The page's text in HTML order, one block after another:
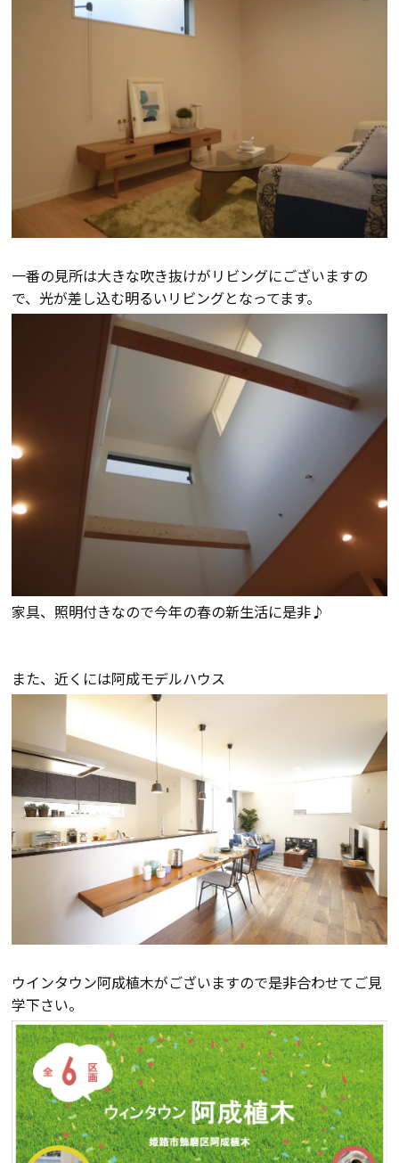
長期優良住宅
施工実績
モデルハウス紹介
経営理念・
KATSUMIの
取り組み
家づくりの資金計画
設計・施工品質管理
検査・アフターメンテナンス
家づくりのスケジュール
よくあるご質問 店舗紹介
スタッフブログ ZEH普及目標
プライバシー
ポリシー
ソーシャルメディアポリ
シー
サイトマップ
MENU
一番の見所は大きな吹き抜けがリビングにございますの
で、光が差し込む明るいリビングとなってます。
家具、照明付きなので今年の春の新生活に是非♪
また、近くには阿成モデルハウス
ウインタウン阿成植木がございますので是非合わせてご見
学下さい。